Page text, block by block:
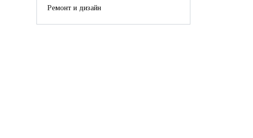
Ремонт и дизайн